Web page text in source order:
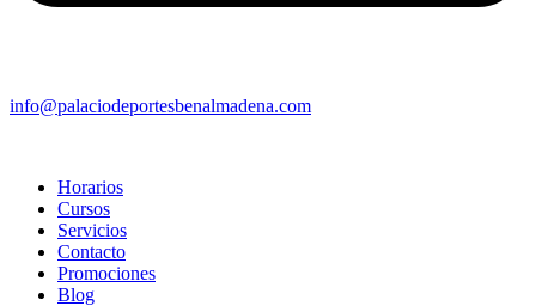
info@palaciodeportesbenalmadena.com
Horarios
Cursos
Servicios
Contacto
Promociones
Blog